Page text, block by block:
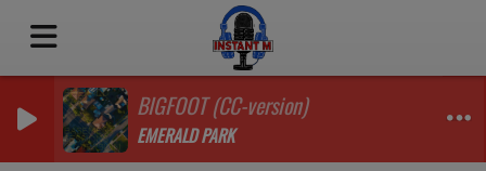
BIGFOOT (CC-version)
EMERALD PARK